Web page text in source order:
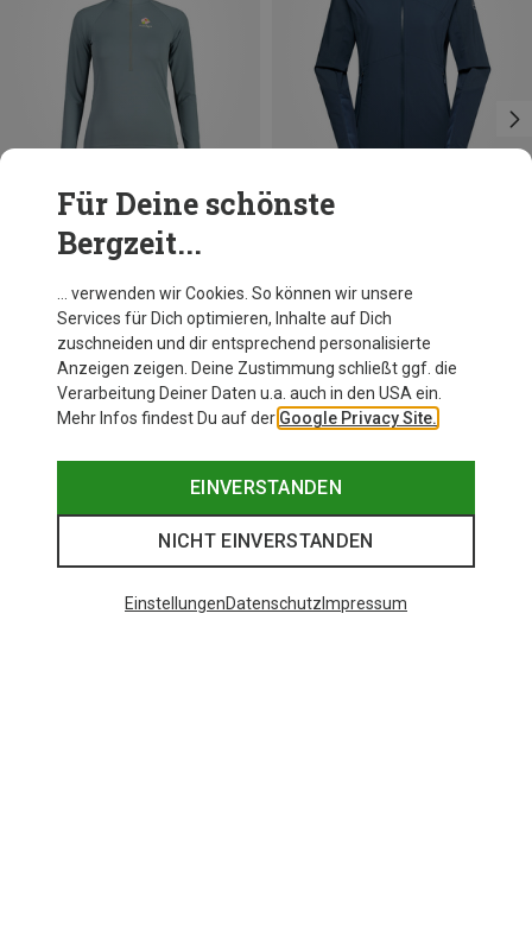
Du sparst 43%
Für Deine schönste
Bergzeit...
… verwenden wir Cookies. So können wir unsere
Services für Dich optimieren, Inhalte auf Dich
zuschneiden und dir entsprechend personalisierte
Anzeigen zeigen. Deine Zustimmung schließt ggf. die
Verarbeitung Deiner Daten u.a. auch in den USA ein.
Mehr Infos findest Du auf der Google Privacy Site.
EINVERSTANDEN
NICHT EINVERSTANDEN
EinstellungenDatenschutz Impressum